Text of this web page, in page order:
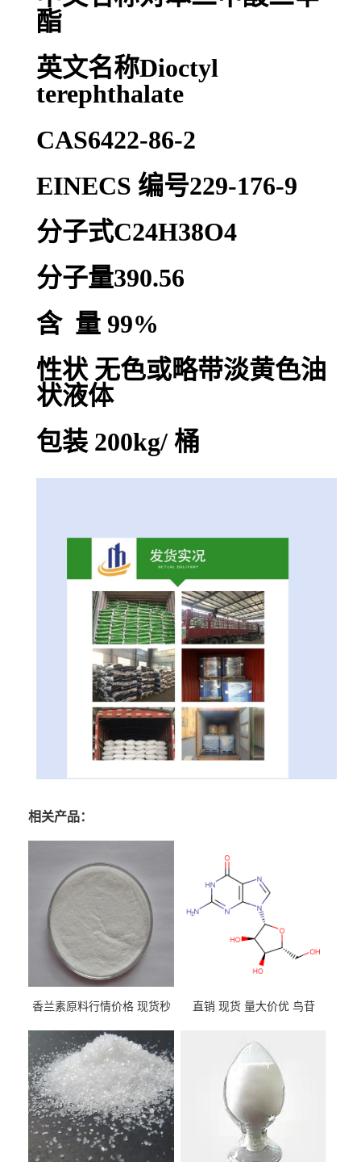
酯
英文名称Dioctyl
terephthalate
CAS6422-86-2
EINECS 编号229-176-9
分子式C24H38O4
分子量390.56
含 量 99%
性状 无色或略带淡黄色油
状液体
包装 200kg/ 桶
相关产品：
香兰素原料行情价格 现货秒
直销 现货 量大价优 鸟苷